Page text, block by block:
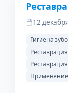
ДО
12
Гигиена
Применение